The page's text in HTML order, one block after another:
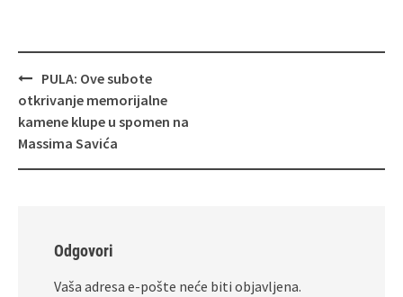
Navigacija
objava
PULA: Ove subote
otkrivanje memorijalne
kamene klupe u spomen na
Massima Savića
Odgovori
Vaša adresa e-pošte neće biti objavljena.